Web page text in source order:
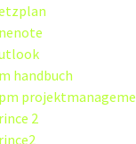
handbuch
2